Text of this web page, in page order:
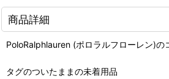
商品詳細
PoloRalphlauren (ポロラルフローレン)の
タグのついたままの未着用品